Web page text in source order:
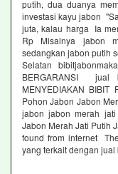
putih, dua duanya
investasi kayu jabon
juta, kalau harga Ia
Rp Misalnya jabon
sedangkan jabon putih
Selatan
BERGARANSI
MENYEDIAKAN BIBIT
Pohon Jabon Jabon
jabon jabon merah
Jabon Merah Jati Putih
found from internet
yang terkait dengan